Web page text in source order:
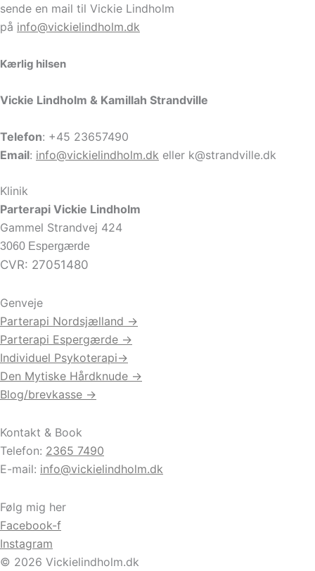
sende en mail til Vickie Lindholm
på info@vickielindholm.dk
Kærlig hilsen
Vickie Lindholm & Kamillah Strandville
Telefon: +45 23657490
Email: info@vickielindholm.dk eller k@strandville.dk
Klinik
Parterapi Vickie Lindholm
Gammel Strandvej 424
3060 Espergærde
CVR: 27051480
Genveje
Parterapi Nordsjælland →
Parterapi Espergærde →
Individuel Psykoterapi→
Den Mytiske Hårdknude →
Blog/brevkasse →
Kontakt & Book
Telefon: 2365 7490
E-mail: info@vickielindholm.dk
Følg mig her
Facebook-f
Instagram
© 2026 Vickielindholm.dk